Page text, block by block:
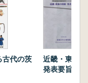
古代の茨
近畿・東海
発表要旨集